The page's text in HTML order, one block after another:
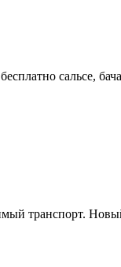
сальсе,
транспорт.